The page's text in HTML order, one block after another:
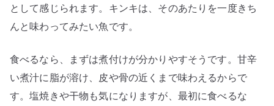
として感じられます。キンキは、そのあたりを一度きち
んと味わってみたい魚です。
食べるなら、まずは煮付けが分かりやすそうです。甘辛
い煮汁に脂が溶け、皮や骨の近くまで味わえるからで
す。塩焼きや干物も気になりますが、最初に食べるな